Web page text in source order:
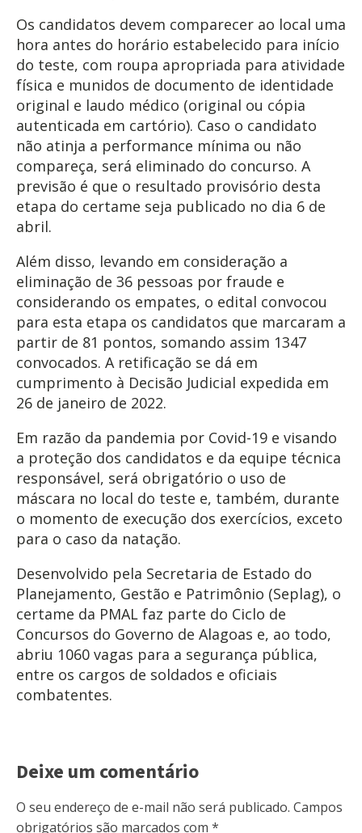
Os candidatos devem comparecer ao local uma
hora antes do horário estabelecido para início
do teste, com roupa apropriada para atividade
física e munidos de documento de identidade
original e laudo médico (original ou cópia
autenticada em cartório). Caso o candidato
não atinja a performance mínima ou não
compareça, será eliminado do concurso. A
previsão é que o resultado provisório desta
etapa do certame seja publicado no dia 6 de
abril.
Além disso, levando em consideração a
eliminação de 36 pessoas por fraude e
considerando os empates, o edital convocou
para esta etapa os candidatos que marcaram a
partir de 81 pontos, somando assim 1347
convocados. A retificação se dá em
cumprimento à Decisão Judicial expedida em
26 de janeiro de 2022.
Em razão da pandemia por Covid-19 e visando
a proteção dos candidatos e da equipe técnica
responsável, será obrigatório o uso de
máscara no local do teste e, também, durante
o momento de execução dos exercícios, exceto
para o caso da natação.
Desenvolvido pela Secretaria de Estado do
Planejamento, Gestão e Patrimônio (Seplag), o
certame da PMAL faz parte do Ciclo de
Concursos do Governo de Alagoas e, ao todo,
abriu 1060 vagas para a segurança pública,
entre os cargos de soldados e oficiais
combatentes.
Deixe um comentário
O seu endereço de e-mail não será publicado. Campos
obrigatórios são marcados com *